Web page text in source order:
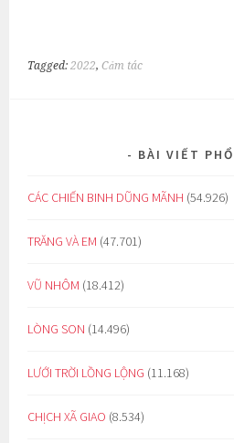
Tagged:2022,Cảm tác
BÀI VIẾT
CÁC CHIẾN BINH DŨNG MÃNH (54.926)
TRĂNG VÀ EM (47.701)
VŨ NHÔM (18.412)
LÒNG SON (14.496)
LƯỚI TRỜI LỒNG LỘNG (11.168)
CHỊCH XÃ GIAO (8.534)